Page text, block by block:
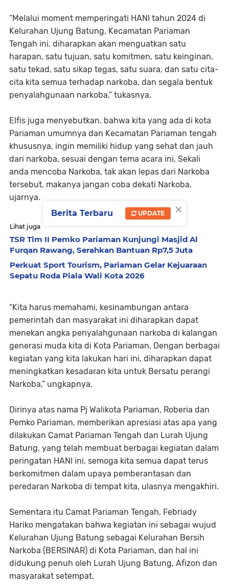
“Melalui moment memperingati HANI tahun 2024 di
Kelurahan Ujung Batung, Kecamatan Pariaman
Tengah ini, diharapkan akan menguatkan satu
harapan, satu tujuan, satu komitmen, satu keinginan,
satu tekad, satu sikap tegas, satu suara, dan satu cita-
cita kita semua terhadap narkoba, dan segala bentuk
penyalahgunaan narkoba,” tukasnya.
Elfis juga menyebutkan. bahwa kita yang ada di kota
Pariaman umumnya dan Kecamatan Pariaman tengah
khususnya, ingin memiliki hidup yang sehat dan jauh
dari narkoba, sesuai dengan tema acara ini, Sekali
anda mencoba Narkoba, tak akan lepas dari Narkoba
tersebut, makanya jangan coba dekati Narkoba,
ujarnya.
Lihat juga
TSR Tim II Pemko Pariaman Kunjungi Masjid Al
Furqan Rawang, Serahkan Bantuan Rp7,5 Juta
Perkuat Sport Tourism, Pariaman Gelar Kejuaraan
Sepatu Roda Piala Wali Kota 2026
“Kita harus memahami, kesinambungan antara
pemerintah dan masyarakat ini diharapkan dapat
menekan angka penyalahgunaan narkoba di kalangan
generasi muda kita di Kota Pariaman. Dengan berbagai
kegiatan yang kita lakukan hari ini, diharapkan dapat
meningkatkan kesadaran kita untuk Bersatu perangi
Narkoba,” ungkapnya.
Dirinya atas nama Pj Walikota Pariaman, Roberia dan
Pemko Pariaman, memberikan apresiasi atas apa yang
dilakukan Camat Pariaman Tengah dan Lurah Ujung
Batung, yang telah membuat berbagai kegiatan dalam
peringatan HANI ini, semoga kita semua dapat terus
berkomitmen dalam upaya pemberantasan dan
peredaran Narkoba di tempat kita, ulasnya mengakhiri.
Sementara itu Camat Pariaman Tengah, Febriady
Hariko mengatakan bahwa kegiatan ini sebagai wujud
Kelurahan Ujung Batung sebagai Kelurahan Bersih
Narkoba (BERSINAR) di Kota Pariaman, dan hal ini
didukung penuh oleh Lurah Ujung Batung, Afizon dan
masyarakat setempat.
×
Berita Terbaru UPDATE